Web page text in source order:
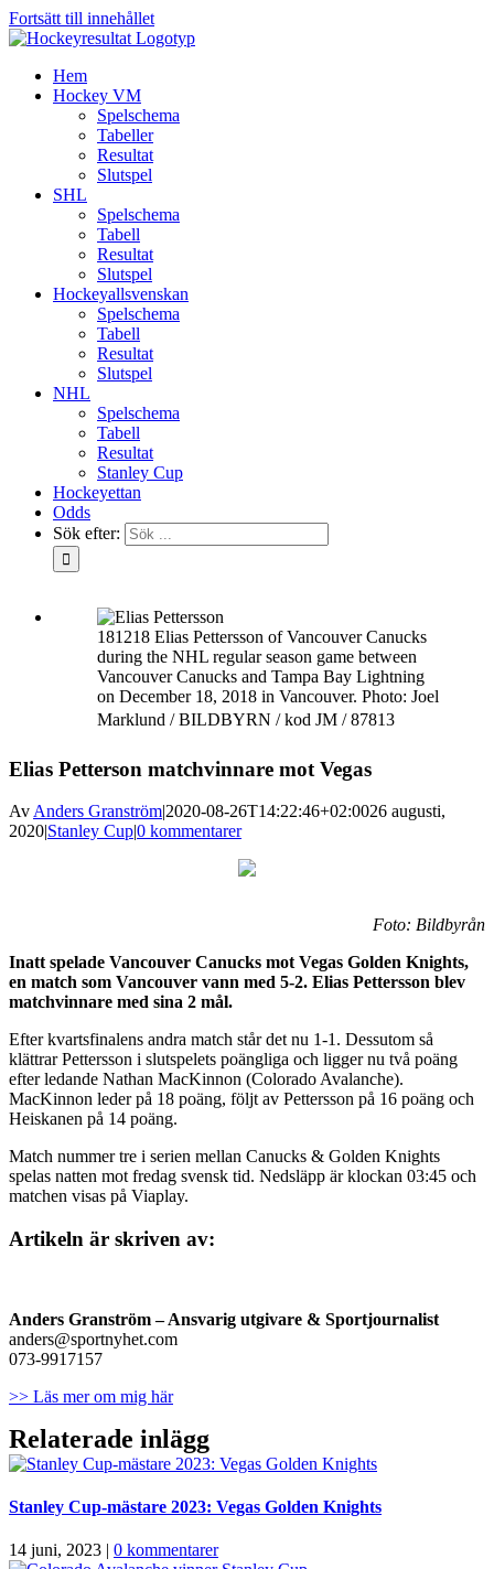
Fortsätt till innehållet
Hem
Hockey VM
Spelschema
Tabeller
Resultat
Slutspel
SHL
Spelschema
Tabell
Resultat
Slutspel
Hockeyallsvenskan
Spelschema
Tabell
Resultat
Slutspel
NHL
Spelschema
Tabell
Resultat
Stanley Cup
Hockeyettan
Odds
Sök efter:
181218 Elias Pettersson of Vancouver Canucks
during the NHL regular season game between
Vancouver Canucks and Tampa Bay Lightning
on December 18, 2018 in Vancouver. Photo: Joel
Marklund / BILDBYRN / kod JM / 87813
Elias Petterson matchvinnare mot Vegas
AvAnders Granström|2020-08-26T14:22:46+02:0026 augusti,
2020|Stanley Cup|0 kommentarer
Foto: Bildbyrån
Inatt spelade Vancouver Canucks mot Vegas Golden Knights,
en match som Vancouver vann med 5-2. Elias Pettersson blev
matchvinnare med sina 2 mål.
Efter kvartsfinalens andra match står det nu 1-1. Dessutom så
klättrar Pettersson i slutspelets poängliga och ligger nu två poäng
efter ledande Nathan MacKinnon (Colorado Avalanche).
MacKinnon leder på 18 poäng, följt av Pettersson på 16 poäng och
Heiskanen på 14 poäng.
Match nummer tre i serien mellan Canucks & Golden Knights
spelas natten mot fredag svensk tid. Nedsläpp är klockan 03:45 och
matchen visas på Viaplay.
Artikeln är skriven av:
Anders Granström – Ansvarig utgivare & Sportjournalist
anders@sportnyhet.com
073-9917157
>> Läs mer om mig här
Relaterade inlägg
Stanley Cup-mästare 2023: Vegas Golden Knights
14 juni, 2023 | 0 kommentarer